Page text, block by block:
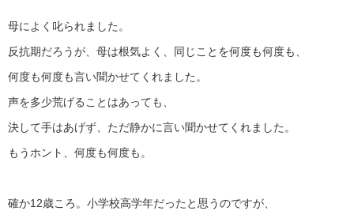
母によく叱られました。
反抗期だろうが、母は根気よく、同じことを何度も何度も、
何度も何度も言い聞かせてくれました。
声を多少荒げることはあっても、
決して手はあげず、ただ静かに言い聞かせてくれました。
もうホント、何度も何度も。
確か12歳ころ。小学校高学年だったと思うのですが、